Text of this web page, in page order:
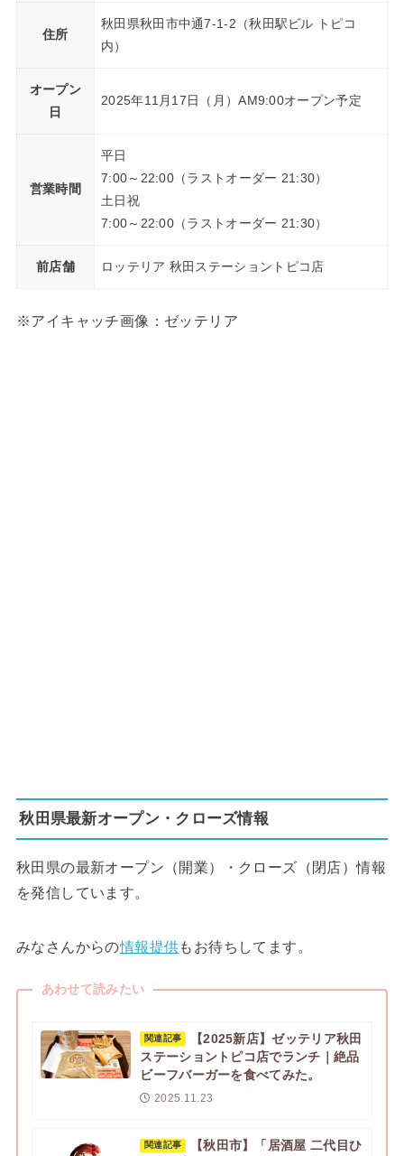
住所
秋田県秋田市中通7-1-2（秋田駅ビル トピコ
内）
オープン
日
2025年11月17日（月）AM9:00オープン予定
営業時間
平日
7:00～22:00（ラストオーダー 21:30）
土日祝
7:00～22:00（ラストオーダー 21:30）
前店舗 ロッテリア 秋田ステーショントピコ店
※アイキャッチ画像：ゼッテリア
秋田県最新オープン・クローズ情報
秋田県の最新オープン（開業）・クローズ（閉店）情報
を発信しています。
みなさんからの情報提供もお待ちしてます。
あわせて読みたい
関連記事
【2025新店】ゼッテリア秋田
ステーショントピコ店でランチ｜絶品
ビーフバーガーを食べてみた。
2025.11.23
関連記事
【秋田市】「居酒屋 二代目ひ